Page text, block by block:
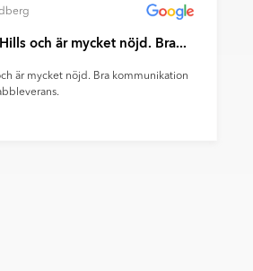
och är mycket nöjd. Bra...
är mycket nöjd. Bra kommunikation